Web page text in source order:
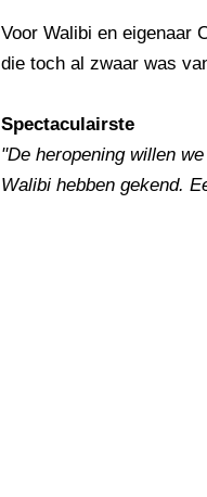
Voor Walibi en eigenaar
die toch al zwaar was
Spectaculairste
"De heropening willen
Walibi hebben gekend.